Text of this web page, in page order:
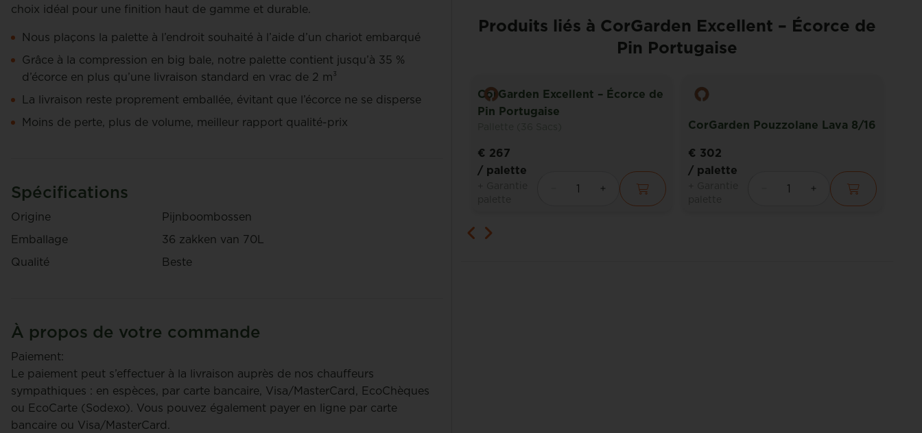
choix idéal pour une finition haut de gamme et durable.
Nous plaçons la palette à l’endroit souhaité à l’aide d’un chariot embarqué
Grâce à la compression en big bale, notre palette contient jusqu’à 35 %
d’écorce en plus qu’une livraison standard en vrac de 2 m³
La livraison reste proprement emballée, évitant que l’écorce ne se disperse
Moins de perte, plus de volume, meilleur rapport qualité-prix
Spécifications
Origine
Pijnboombossen
Emballage
36 zakken van 70L
Qualité
Beste
À propos de votre commande
Paiement:
Le paiement peut s’effectuer à la livraison auprès de nos chauffeurs
sympathiques : en espèces, par carte bancaire, Visa/MasterCard, EcoChèques
ou EcoCarte (Sodexo). Vous pouvez également payer en ligne par carte
bancaire ou Visa/MasterCard.
Produits liés à CorGarden Excellent – Écorce de
Pin Portugaise
CorGarden Standard – Écorce de
Pin
+ Garantie
palette
CorGarden Terreau
Pallette (36 Sacs)
CorGarden Excellent – Écorce de
Pin Portugaise
€ 267
/ palette
CorGarden Pouzzolane Lava 8/16
€ 302
/ palette